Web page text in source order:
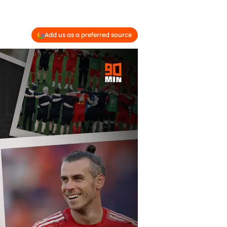
Add us as a preferred source